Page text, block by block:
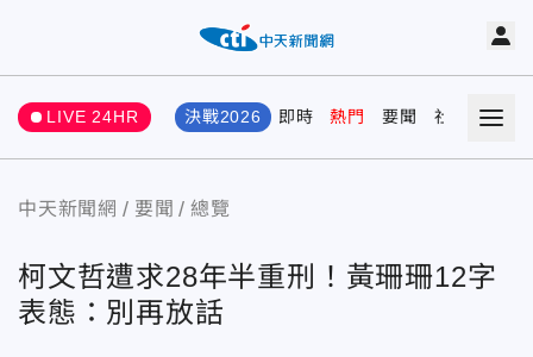
LIVE 24HR 決戰2026 即時 熱門 要聞 社會 娛樂
中天新聞網 要聞 總覽
柯文哲遭求28年半重刑！黃珊珊12字
表態：別再放話